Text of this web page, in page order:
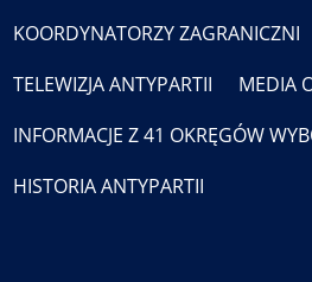
KOORDYNATORZY ZAGRANICZNI
TELEWIZJA ANTYPARTII
MEDIA
INFORMACJE Z 41 OKRĘGÓW
HISTORIA ANTYPARTII